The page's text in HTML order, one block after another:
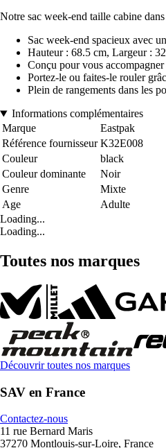
Notre sac week-end taille cabine
Sac week-end spacieux avec
Hauteur : 68.5 cm, Largeur :
Conçu pour vous
Portez-le ou faites-le rouler
Plein de rangements dans les
Informations complémentaires
Marque
Eastpak
Référence fournisseur K32E008
Couleur
black
Couleur dominante
Noir
Genre
Mixte
Age
Adulte
Loading...
Loading...
Toutes nos marques
Découvrir toutes nos marques
SAV en France
Contactez-nous
11 rue Bernard Maris
37270 Montlouis-sur-Loire, France